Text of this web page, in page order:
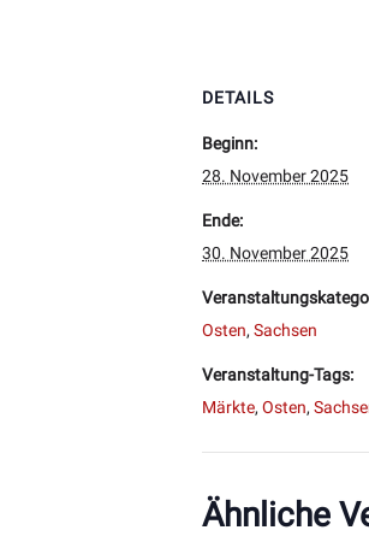
DETAILS
Beginn:
28. November 2025
Ende:
30. November 2025
Osten, Sachsen
Veranstaltung-Tags:
Märkte, Osten,
Ähnliche